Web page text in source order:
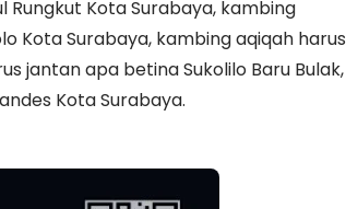
Rungkut Kota Surabaya, kambing
Kota Surabaya, kambing aqiqah harus
jantan apa betina Sukolilo Baru Bulak,
Kota Surabaya.